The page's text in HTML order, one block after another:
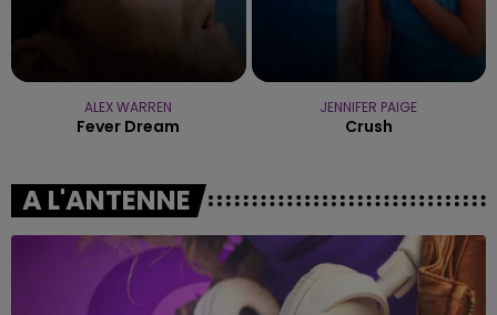
ALEX WARREN
Fever Dream
JENNIFER PAIGE
Crush
A L'ANTENNE